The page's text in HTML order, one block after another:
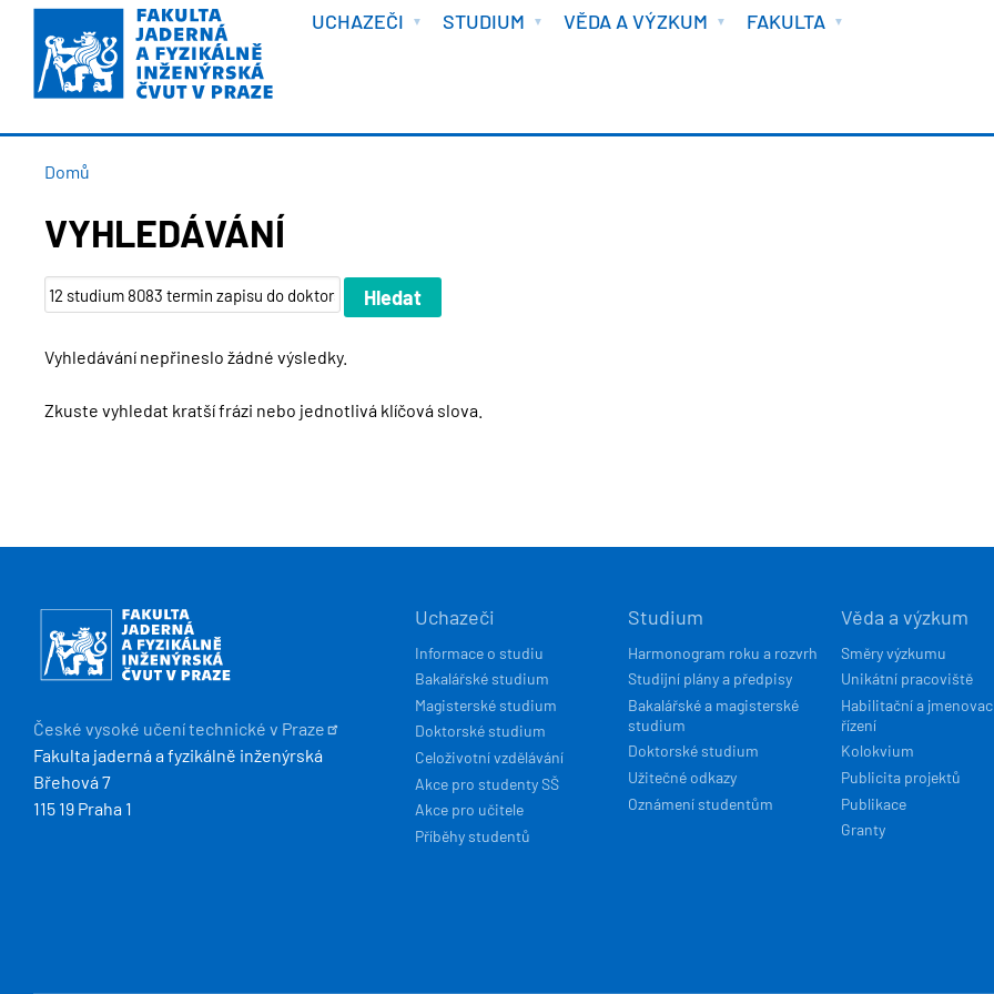
Přejít
hlavnímu
obsahu
VÍTEJTE
UCHAZEČI STUDIUM VĚDA A VÝZKUM FAKULTA
DROBEČKOVÁ
Domů
VYHLEDÁVÁNÍ
Vyhledávání nepřineslo žádné výsledky.
Zkuste vyhledat kratší frázi nebo jednotlivá klíčová slova.
HLAVNÍ
NAVIGACE
Uchazeči
Informace o studiu
Bakalářské studium
Magisterské studium
Doktorské studium
Celoživotní vzdělávání
Akce pro studenty SŠ
Akce pro učitele
Příběhy studentů
Studium
Harmonogram roku a rozvrh
Studijní plány a předpisy
Bakalářské a magisterské
studium
Doktorské studium
Užitečné odkazy
Oznámení studentům
Věda a výzkum
Směry výzkumu
Unikátní pracoviště
Habilitační a
řízení
Kolokvium
Publicita projektů
Publikace
Granty
Obrázek
České vysoké učení technické v Praze
Fakulta jaderná a fyzikálně inženýrská
Břehová 7
115 19 Praha 1